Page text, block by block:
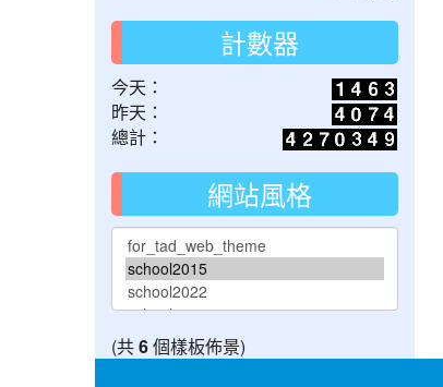
計數器
今天：
昨天：
總計：
網站風格
(共6個樣板佈景)